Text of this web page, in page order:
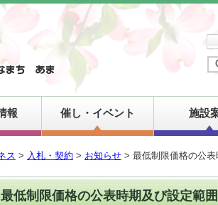
報 催し・イベント 施設
ス > 入札・契約 > お知らせ > 最低制限価格の公
最低制限価格の公表時期及び設定範